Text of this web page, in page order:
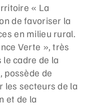
« La
de favoriser la
en milieu rural.
Verte », très
cadre de la
possède de
les secteurs de la
et de la